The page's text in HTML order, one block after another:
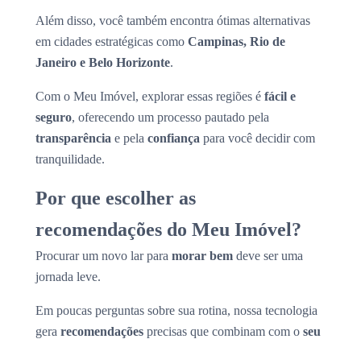
Além disso, você também encontra ótimas alternativas
em cidades estratégicas como Campinas, Rio de
Janeiro e Belo Horizonte.
Com o Meu Imóvel, explorar essas regiões é fácil e
seguro, oferecendo um processo pautado pela
transparência e pela confiança para você decidir com
tranquilidade.
Por que escolher as
recomendações do Meu Imóvel?
Procurar um novo lar para morar bem deve ser uma
jornada leve.
Em poucas perguntas sobre sua rotina, nossa tecnologia
gera recomendações precisas que combinam com o seu